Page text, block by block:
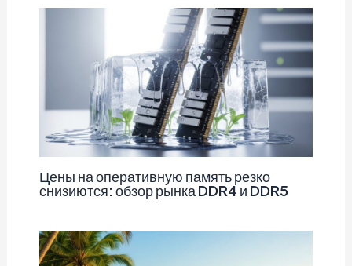
Цены на оперативную память резко
снизиются: обзор рынка DDR4 и DDR5